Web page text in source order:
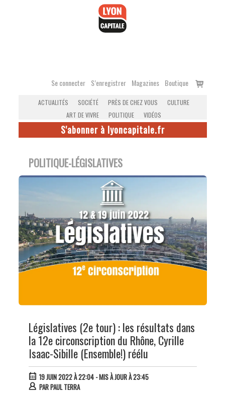
Se connecter S’enregistrer Magazines Boutique
Voir
ACTUALITÉS SOCIÉTÉ PRÈS DE CHEZ VOUS
CULTURE
ART DE VIVRE
POLITIQUE VIDÉOS
S'abonner à lyoncapitale.fr
POLITIQUE-LÉGISLATIVES
Législatives (2e tour) : les résultats dans
la 12e circonscription du Rhône, Cyrille
Isaac-Sibille (Ensemble!) réélu
19 JUIN 2022 À 22:04- MIS À JOUR À 23:45
PARPAUL TERRA